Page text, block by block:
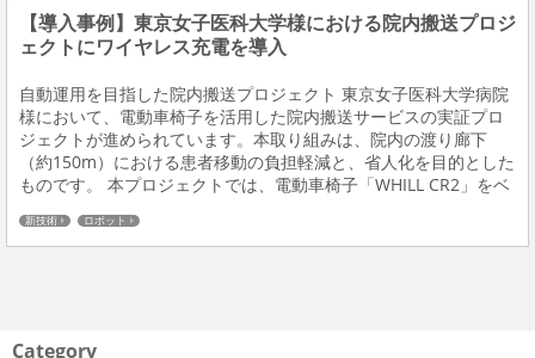
【導入事例】東京女子医科大学様における院内搬送プロジ
ェクトにワイヤレス充電を導入
自動運用を目指した院内搬送プロジェクト 東京女子医科大学病院
様において、電動車椅子を活用した院内搬送サービスの実証プロ
ジェクトが進められています。本取り組みは、院内の渡り廊下
（約150m）における患者移動の負担軽減と、省人化を目的とした
ものです。 本プロジェクトでは、電動車椅子「WHILL CR2」をベ
行制御は本プロジェクトに参画する外部企...
新技術 ロボット
Category